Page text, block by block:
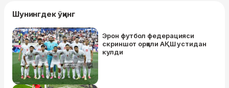
Шунингдек ўқинг
Эрон футбол федерацияси
скриншот орқали АҚШ устидан
кулди